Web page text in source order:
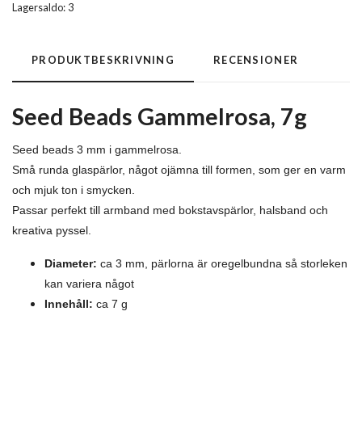
Lagersaldo: 3
PRODUKTBESKRIVNING RECENSIONER
Seed Beads Gammelrosa, 7g
Seed beads 3 mm i gammelrosa.
Små runda glaspärlor, något ojämna till formen, som ger en varm
och mjuk ton i smycken.
Passar perfekt till armband med bokstavspärlor, halsband och
kreativa pyssel.
Diameter: ca 3 mm, pärlorna är oregelbundna så storleken
kan variera något
Innehåll: ca 7 g